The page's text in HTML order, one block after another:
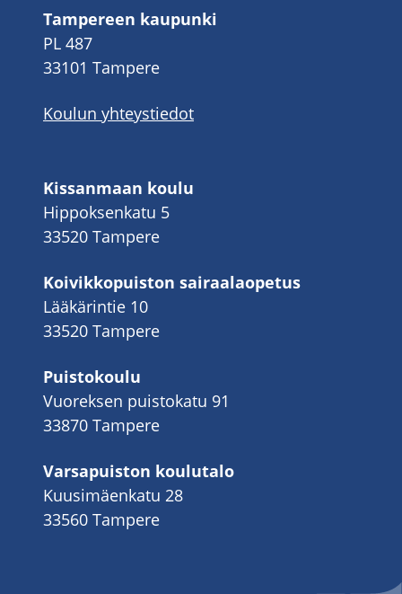
Tampereen kaupunki
PL 487
33101 Tampere
Koulun yhteystiedot
Kissanmaan koulu
Hippoksenkatu 5
33520 Tampere
Koivikkopuiston sairaalaopetus
Lääkärintie 10
33520 Tampere
Puistokoulu
Vuoreksen puistokatu 91
33870 Tampere
Varsapuiston koulutalo
Kuusimäenkatu 28
33560 Tampere